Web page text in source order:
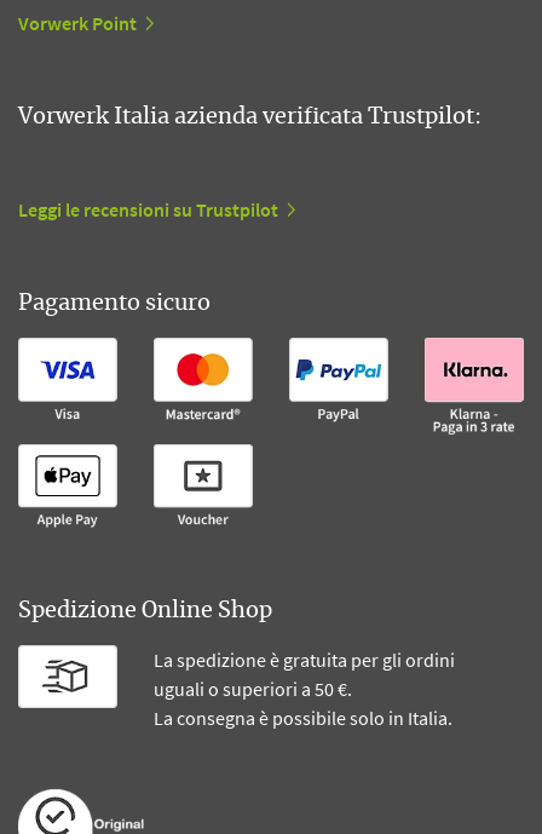
Vorwerk Point
Vorwerk Italia azienda verificata Trustpilot:
Leggi le recensioni su Trustpilot
Pagamento sicuro
Spedizione Online Shop
La spedizione è gratuita per gli ordini
uguali o superiori a 50 €.
La consegna è possibile solo in Italia.